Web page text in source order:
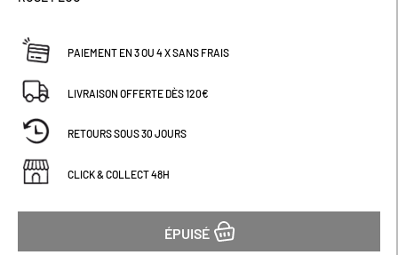
PAIEMENT EN 3 OU 4 X SANS FRAIS
LIVRAISON OFFERTE DÈS 120€
RETOURS SOUS 30 JOURS
CLICK & COLLECT 48H
ÉPUISÉ